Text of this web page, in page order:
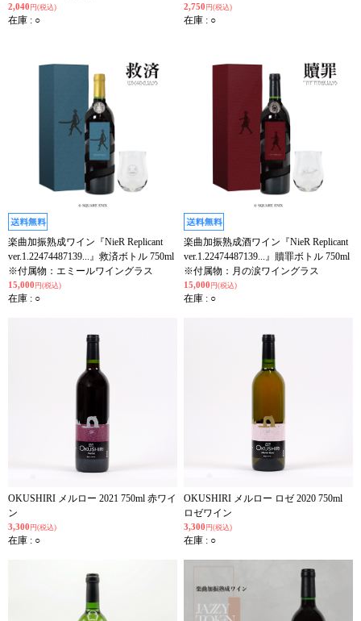
2,040 円(税込)
在庫 : ○
2,750 円(税込)
在庫 : ○
楽曲加振熟成ワイン『NieR Replicant
ver.1.22474487139...』救済ボトル 750ml
※付属物：エミールワイングラス
15,000 円(税込)
在庫 : ○
楽曲加振熟成酒ワイン『NieR Replicant
ver.1.22474487139...』贖罪ボトル 750ml
※付属物：月の涙ワイングラス
15,000 円(税込)
在庫 : ○
OKUSHIRI メルロー 2021 750ml 赤ワイ
ン
3,300 円(税込)
在庫 : ○
OKUSHIRI メルロー ロゼ 2020 750ml
ロゼワイン
3,300 円(税込)
在庫 : ○